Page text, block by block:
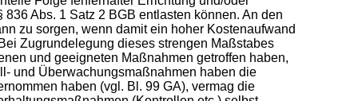
Abs. 1 Satz 2 BGB entlasten können. An den
zu sorgen, wenn damit ein hoher Kostenaufwand
Zugrundelegung dieses strengen Maßstabes
und geeigneten Maßnahmen getroffen haben,
und Überwachungsmaßnahmen haben die
haben (vgl. Bl. 99 GA), vermag die